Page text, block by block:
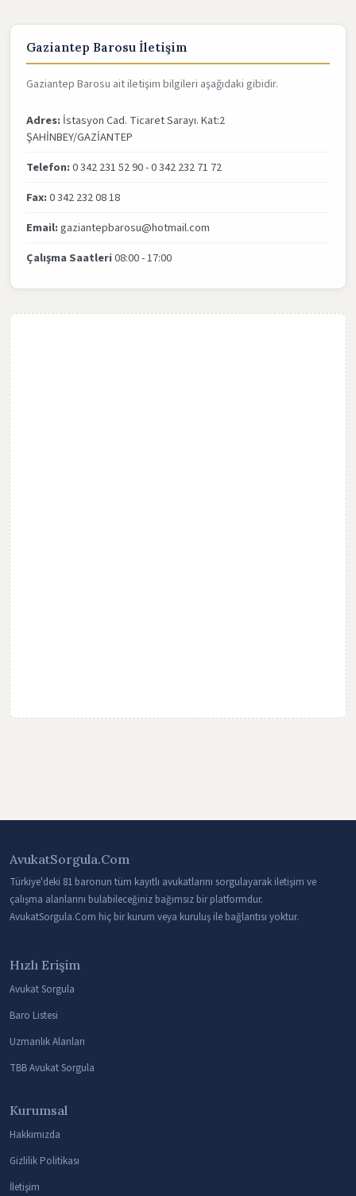
Gaziantep Barosu İletişim
Gaziantep Barosu ait iletişim bilgileri aşağıdaki gibidir.
Adres: İstasyon Cad. Ticaret Sarayı. Kat:2
ŞAHİNBEY/GAZİANTEP
Telefon:0 342 231 52 90 - 0 342 232 71 72
Fax:0 342 232 08 18
Email:gaziantepbarosu@hotmail.com
Çalışma Saatleri08:00 - 17:00
AvukatSorgula.Com
Türkiye'deki 81 baronun tüm kayıtlı avukatlarını sorgulayarak iletişim ve
çalışma alanlarını bulabileceğiniz bağımsız bir platformdur.
AvukatSorgula.Com hiç bir kurum veya kuruluş ile bağlantısı yoktur.
Hızlı Erişim
Avukat Sorgula
Baro Listesi
Uzmanlık Alanları
TBB Avukat Sorgula
Kurumsal
Hakkımızda
Gizlilik Politikası
İletişim